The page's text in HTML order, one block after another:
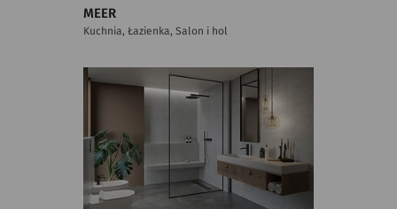
MEER
Kuchnia, Łazienka, Salon i hol